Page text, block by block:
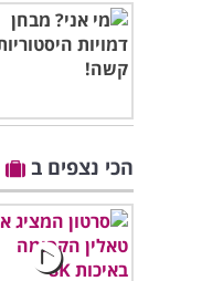
הכי נצפים ב